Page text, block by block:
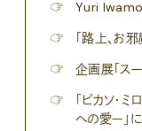
☞
Yuri
☞
「路上、お
☞
企画展「ス
☞
「ピカソ・
への愛ー」に